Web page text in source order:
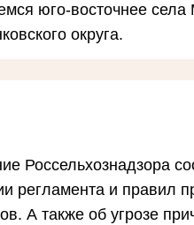
юго-восточнее
округа.
Россельхознадзора
регламента и правил
А также об угрозе